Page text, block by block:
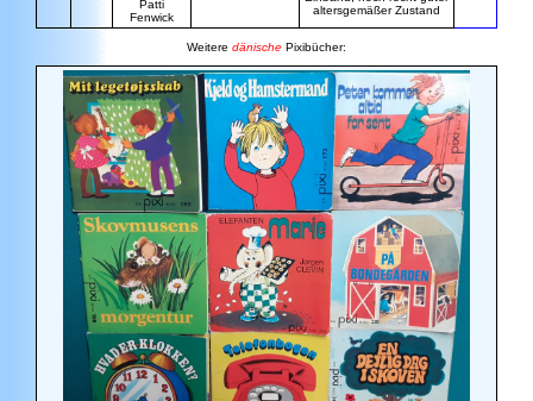
Patti
Fenwick
altersgemäßer Zustand
Weitere dänische Pixibücher: